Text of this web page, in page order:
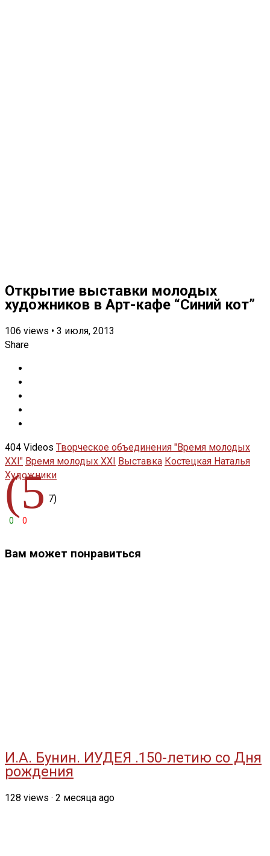
Открытие выставки молодых
художников в Арт-кафе “Синий кот”
106 views • 3 июля, 2013
Share
404 Videos Творческое объединения "Время молодых
XXI" Время молодых XXI Выставка Костецкая Наталья
Художники
(5 7)
0 0
Вам может понравиться
И.А. Бунин. ИУДЕЯ .150-летию со Дня
рождения
128 views · 2 месяца ago